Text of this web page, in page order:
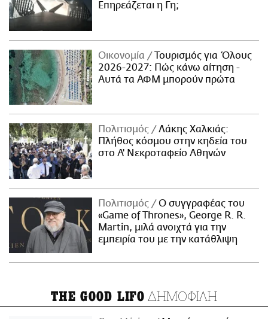
Επηρεάζεται η Γη;
Οικονομία
Τουρισμός για Όλους
2026-2027: Πώς κάνω αίτηση -
Αυτά τα ΑΦΜ μπορούν πρώτα
Πολιτισμός
Λάκης Χαλκιάς:
Πλήθος κόσμου στην κηδεία του
στο Α' Νεκροταφείο Αθηνών
Πολιτισμός
Ο συγγραφέας του
«Game of Thrones», George R. R.
Martin, μιλά ανοιχτά για την
εμπειρία του με την κατάθλιψη
THE GOOD LIFO ΔΗΜΟΦΙΛΗ